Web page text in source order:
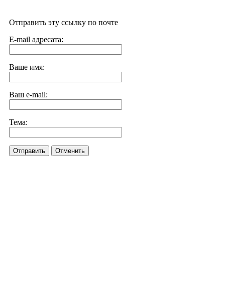
Отправить эту ссылку по почте
E-mail адресата:
Ваше имя:
Ваш e-mail:
Тема:
Отправить Отменить